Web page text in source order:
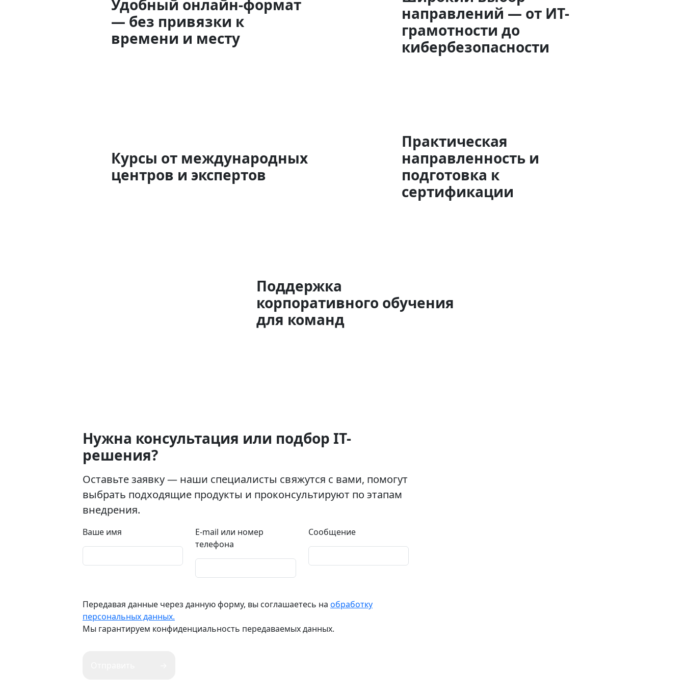
Удобный онлайн-формат
— без привязки к
времени и месту
направлений — от ИТ-
грамотности до
кибербезопасности
Курсы от международных
центров и экспертов
Практическая
направленность и
подготовка к
сертификации
Поддержка
корпоративного обучения
для команд
Нужна консультация или подбор IT-
решения?
Оставьте заявку — наши специалисты свяжутся с вами, помогут
выбрать подходящие продукты и проконсультируют по этапам
внедрения.
Ваше имя
E-mail или номер
телефона
Сообщение
Передавая данные через данную форму, вы соглашаетесь на обработку
персональных данных.
Мы гарантируем конфиденциальность передаваемых данных.